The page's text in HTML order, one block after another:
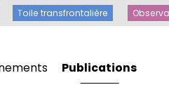
Publications
Toile transfrontalière
Toile transfrontalière